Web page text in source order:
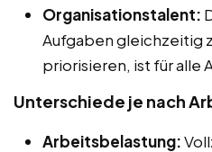
Organisationstalent:
Aufgaben gleichzeitig
priorisieren, ist für alle
Unterschiede je nach
Arbeitsbelastung: